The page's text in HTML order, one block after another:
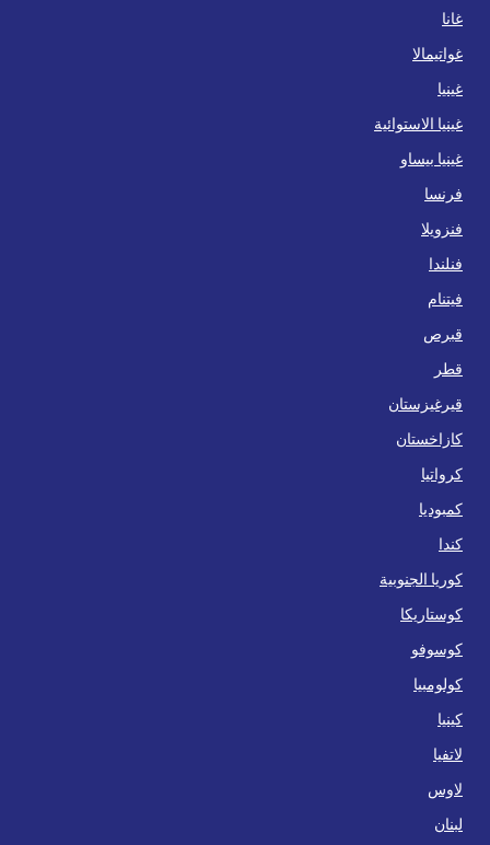
غانا
غواتيمالا
غينيا
غينيا الاستوائية
غينيا بيساو
فرنسا
فنزويلا
فنلندا
فيتنام
قبرص
قطر
قيرغيزستان
كازاخستان
كرواتيا
كمبوديا
كندا
كوريا الجنوبية
كوستاريكا
كوسوفو
كولومبيا
كينيا
لاتفيا
لاوس
لبنان